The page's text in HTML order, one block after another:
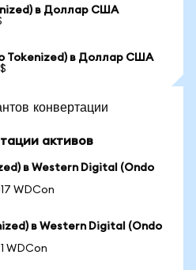
в Доллар США
Tokenized) в Доллар США
конвертации
активов
в Western Digital (Ondo
WDCon
в Western Digital (Ondo
WDCon